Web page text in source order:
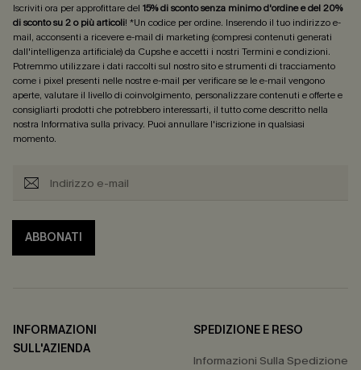
Iscriviti ora per approfittare del 15% di sconto senza minimo d'ordine e del 20%
di sconto su 2 o più articoli! *Un codice per ordine. Inserendo il tuo indirizzo e-
mail, acconsenti a ricevere e-mail di marketing (compresi contenuti generati
dall'intelligenza artificiale) da Cupshe e accetti i nostri Termini e condizioni.
Potremmo utilizzare i dati raccolti sul nostro sito e strumenti di tracciamento
come i pixel presenti nelle nostre e-mail per verificare se le e-mail vengono
aperte, valutare il livello di coinvolgimento, personalizzare contenuti e offerte e
consigliarti prodotti che potrebbero interessarti, il tutto come descritto nella
nostra Informativa sulla privacy. Puoi annullare l'iscrizione in qualsiasi
momento.
ABBONATI
INFORMAZIONI
SULL'AZIENDA
SPEDIZIONE E RESO
Informazioni Sulla Spedizione